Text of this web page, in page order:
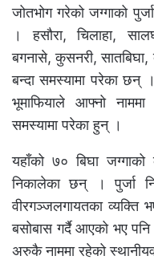
जोतभोग गरेको जग्गाको
। हसौरा, चिलाहा,
बगनासे, कुसनरी, सातबिघा,
बन्दा समस्यामा परेका छन्
भूमाफियाले आफ्नो नाममा
समस्यामा परेका हुन् ।
यहाँको ७० बिघा
निकालेका छन् । पुर्जा
वीरगञ्जलगायतका
बसोबास गर्दै आएको भए
अरुकै नाममा रहेको